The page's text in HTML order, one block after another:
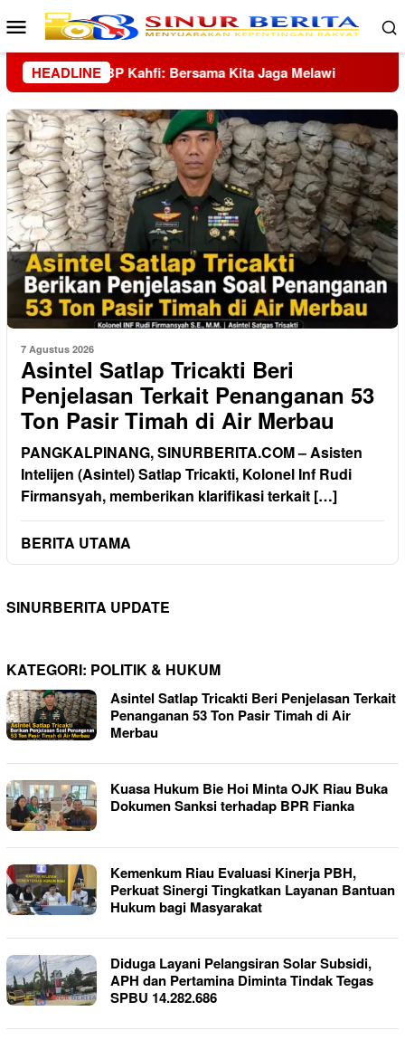
Loncat
ke
konten
Menu
Mobile
HEADLINE
Tangis Korban Banjir Hutanabolon: Masih Adakah
7 Agustus 2026
Asintel Satlap Tricakti Beri
Penjelasan Terkait Penanganan 53
Ton Pasir Timah di Air Merbau
PANGKALPINANG, SINURBERITA.COM – Asisten
Intelijen (Asintel) Satlap Tricakti, Kolonel Inf Rudi
Firmansyah, memberikan klarifikasi terkait […]
BERITA UTAMA
SINURBERITA UPDATE
KATEGORI: POLITIK & HUKUM
Asintel Satlap Tricakti Beri Penjelasan Terkait
Penanganan 53 Ton Pasir Timah di Air
Merbau
Kuasa Hukum Bie Hoi Minta OJK Riau Buka
Dokumen Sanksi terhadap BPR Fianka
Kemenkum Riau Evaluasi Kinerja PBH,
Perkuat Sinergi Tingkatkan Layanan Bantuan
Hukum bagi Masyarakat
Diduga Layani Pelangsiran Solar Subsidi,
APH dan Pertamina Diminta Tindak Tegas
SPBU 14.282.686